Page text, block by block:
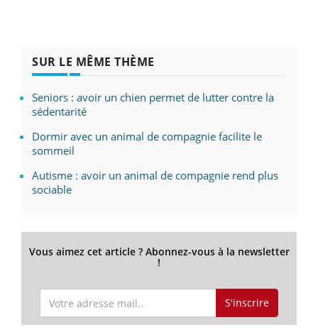
SUR LE MÊME THÈME
Seniors : avoir un chien permet de lutter contre la
sédentarité
Dormir avec un animal de compagnie facilite le
sommeil
Autisme : avoir un animal de compagnie rend plus
sociable
Vous aimez cet article ? Abonnez-vous à la newsletter
!
S'inscrire